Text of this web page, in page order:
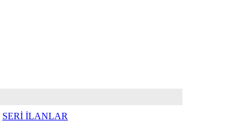
SERİ İLANLAR